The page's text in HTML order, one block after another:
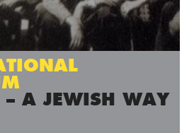
– A JEWISH WAY